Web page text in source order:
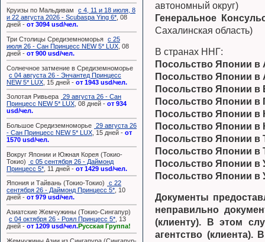
Круизы по Мальдивам
с 4, 11 и 18 июля, 8
и 22 августа 2026 - Scubaspa Ying 6* , 08
дней - от 3094 usd/чел.
Три Столицы Средиземноморья с 25
июля 26 - Сан Принцесс NEW 5* LUX , 08
дней - от 900 usd/чел.
Солнечное затмение в Средиземноморье
с 04 августа 26 - Энчантед Принцесс
NEW 5* LUX , 15 дней - от 1943 usd/чел.
Золотая Ривьера 29 августа 26 - Сан
Принцесс NEW 5* LUX , 08 дней - от 934
usd/чел.
Большое Средиземноморье 29 августа 26
- Сан Принцесс NEW 5* LUX , 15 дней - от
1570 usd/чел.
Вокруг Японии и Южная Корея (Токио-
Токио)
с 05 сентября 26 - Даймонд
Принцесс 5* , 11 дней - от 1429 usd/чел.
Япония и Тайвань (Токио-Токио)
с 22
сентября 26 - Даймонд Принцесс 5* , 10
дней - от 979 usd/чел.
Азиатские Жемчужины (Токио-Сингапур)
с 04 октября 26 - Роял Принцесс 5* , 13
дней - от 1209 usd/чел.Русская Группа!
Жемчужины Азии из Сингапура (Сингапур-
автономный округ)
Генеральное
Сахалинская область)
В странах ННГ:
Посольство Японии в
Посольство Японии в
Посольство Японии в
Посольство Японии в
Посольство Японии в
Посольство Японии в
Посольство Японии в
Посольство Японии в
Посольство Японии в
Посольство Японии в
Документы
неправильно
(клиенту). В этом
агентство